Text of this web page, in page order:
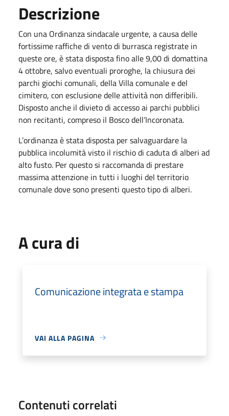
Descrizione
Con una Ordinanza sindacale urgente, a causa delle
fortissime raffiche di vento di burrasca registrate in
queste ore, è stata disposta fino alle 9,00 di domattina
4 ottobre, salvo eventuali proroghe, la chiusura dei
parchi giochi comunali, della Villa comunale e del
cimitero, con esclusione delle attività non differibili.
Disposto anche il divieto di accesso ai parchi pubblici
non recitanti, compreso il Bosco dell’Incoronata.
L’ordinanza è stata disposta per salvaguardare la
pubblica incolumità visto il rischio di caduta di alberi ad
alto fusto. Per questo si raccomanda di prestare
massima attenzione in tutti i luoghi del territorio
comunale dove sono presenti questo tipo di alberi.
A cura di
Comunicazione integrata e stampa
VAI ALLA PAGINA
Contenuti correlati